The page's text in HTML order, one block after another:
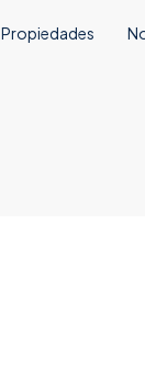
Propiedades